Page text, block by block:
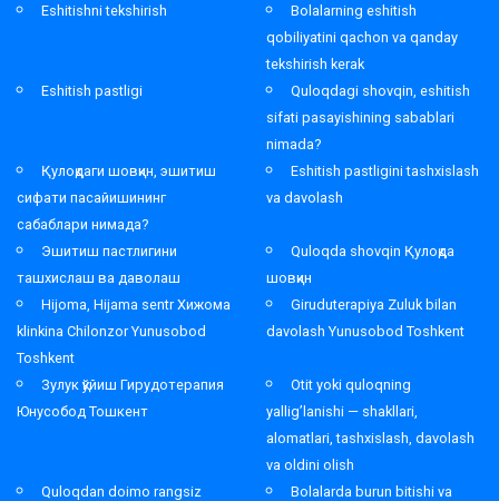
Eshitishni tekshirish
Bolalarning eshitish
qobiliyatini qachon va qanday
tekshirish kerak
Eshitish pastligi
Quloqdagi shovqin, eshitish
sifati pasayishining sabablari
nimada?
Қулоқдаги шовқин, эшитиш
сифати пасайишининг
сабаблари нимада?
Eshitish pastligini tashxislash
va davolash
Эшитиш пастлигини
ташхислаш ва даволаш
Quloqda shovqin Қулоқда
шовқин
Hijoma, Hijama sentr Хижома
klinkina Chilonzor Yunusobod
Toshkent
Giruduterapiya Zuluk bilan
davolash Yunusobod Toshkent
Зулук қўйиш Гирудотерапия
Юнусобод Тошкент
Otit yoki quloqning
yallig’lanishi — shakllari,
alomatlari, tashxislash, davolash
va oldini olish
Quloqdan doimo rangsiz
Bolalarda burun bitishi va